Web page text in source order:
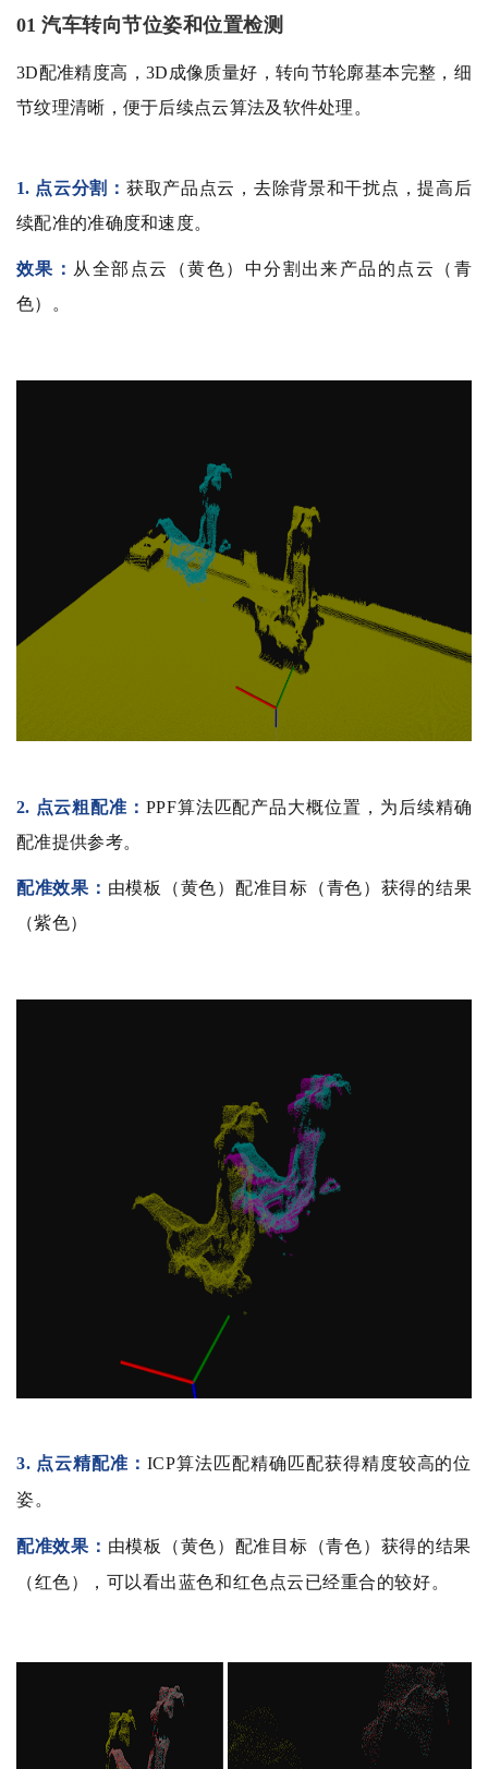
01 汽车转向节位姿和位置检测
3D配准精度高，3D成像质量好，转向节轮廓基本完整，细
节纹理清晰，便于后续点云算法及软件处理。
1. 点云分割： 获取产品点云，去除背景和干扰点，提高后
续配准的准确度和速度。
效果： 从全部点云（黄色）中分割出来产品的点云（青
色）。
2. 点云粗配准：PPF算法匹配产品大概位置，为后续精确
配准提供参考。
配准效果： 由模板（黄色）配准目标（青色）获得的结果
（紫色）
3. 点云精配准： ICP算法匹配精确匹配获得精度较高的位
姿。
配准效果： 由模板（黄色）配准目标（青色）获得的结果
（红色），可以看出蓝色和红色点云已经重合的较好。